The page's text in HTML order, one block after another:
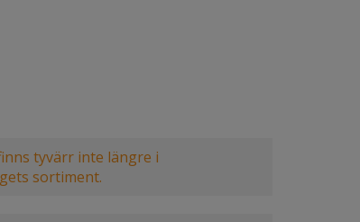
tyvärr inte längre i
sortiment.